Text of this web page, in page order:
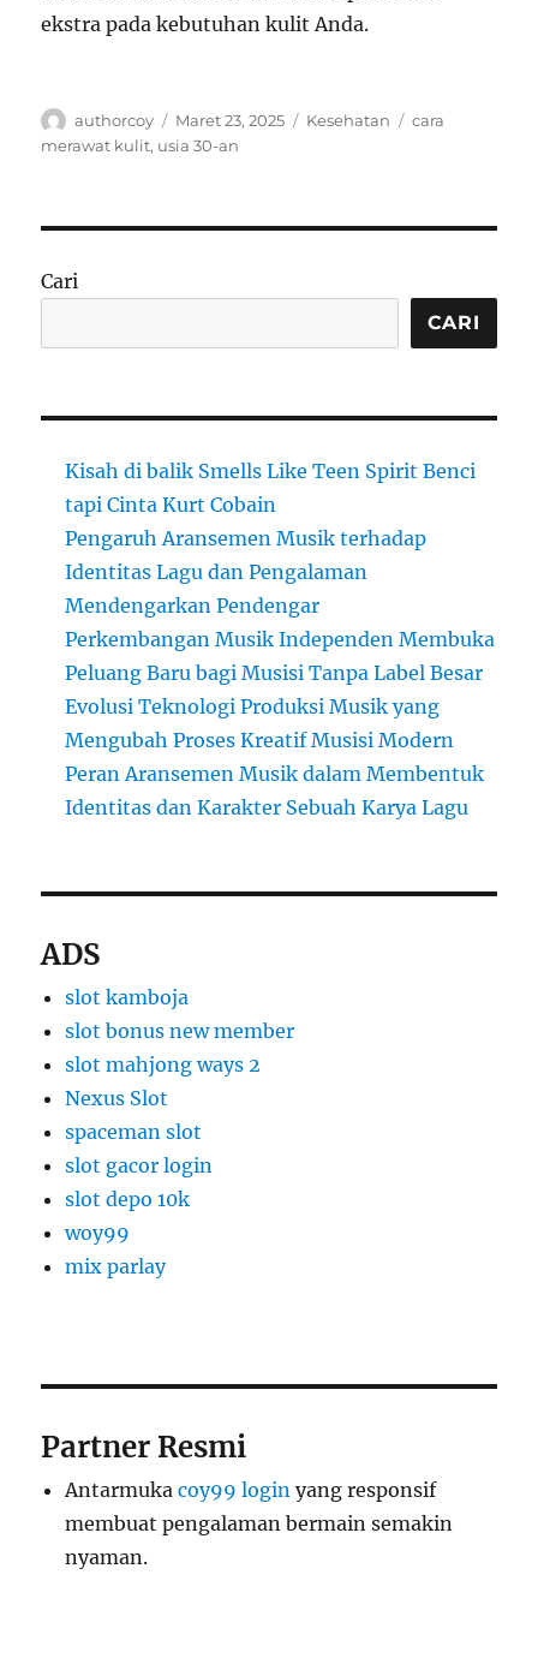
ekstra pada kebutuhan kulit Anda.
Author
authorcoy
Posted
on
Maret 23, 2025 Categories
Kesehatan Tags
cara
merawat kulit, usia 30-an
Cari
CARI
Kisah di balik Smells Like Teen Spirit Benci
tapi Cinta Kurt Cobain
Pengaruh Aransemen Musik terhadap
Identitas Lagu dan Pengalaman
Mendengarkan Pendengar
Perkembangan Musik Independen Membuka
Peluang Baru bagi Musisi Tanpa Label Besar
Evolusi Teknologi Produksi Musik yang
Mengubah Proses Kreatif Musisi Modern
Peran Aransemen Musik dalam Membentuk
Identitas dan Karakter Sebuah Karya Lagu
ADS
slot kamboja
slot bonus new member
slot mahjong ways 2
Nexus Slot
spaceman slot
slot gacor login
slot depo 10k
woy99
mix parlay
Partner Resmi
Antarmukacoy99 login yang responsif
membuat pengalaman bermain semakin
nyaman.